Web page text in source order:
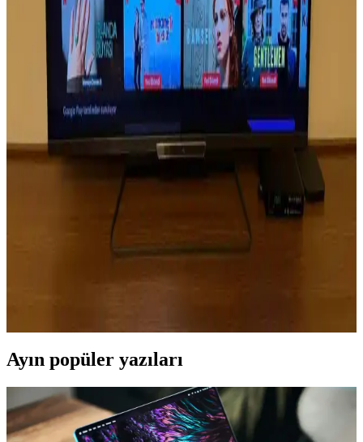
Grundig televizyon kumandası, ergonomik tasarımı ve gelişmiş
fonksiyonlarıyla kullanıcıların evdeki eğlencesini kolayca
yönetmesini sağlar. Uzun ömürlü pil, uyumluluk ve teknolojik
gelişmelerle donatılmıştır.
Samsung 75 inç TV Ölçüleri ve Ev İçin Doğru
Kurulum Rehberi
Samsung 75 inç TV ölçüleri, toplam boyutları ve montaj önerileriyle
evinizde en uygun yerleştirme ve seyir mesafesini belirlemenize
yardımcı olur. Bu rehberle büyük ekranın avantajlarından en iyi
120 İnçlik Televizyonların Özellikleri ve Ev Sinema
Ayın popüler yazıları